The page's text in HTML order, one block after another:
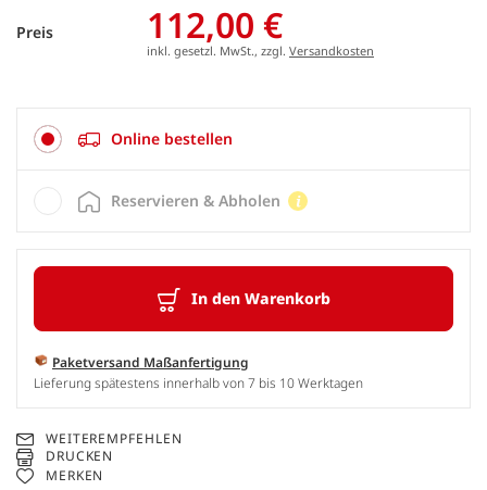
Preis 112,00 €
inkl. gesetzl. MwSt., zzgl. Versandkosten
Online bestellen
In den Warenkorb
Paketversand Maßanfertigung
Lieferung spätestens innerhalb von 7 bis 10 Werktagen
Reservieren & Abholen
WEITEREMPFEHLEN
DRUCKEN
MERKEN